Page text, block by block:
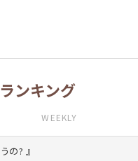
ンキング
WEEKLY
の?